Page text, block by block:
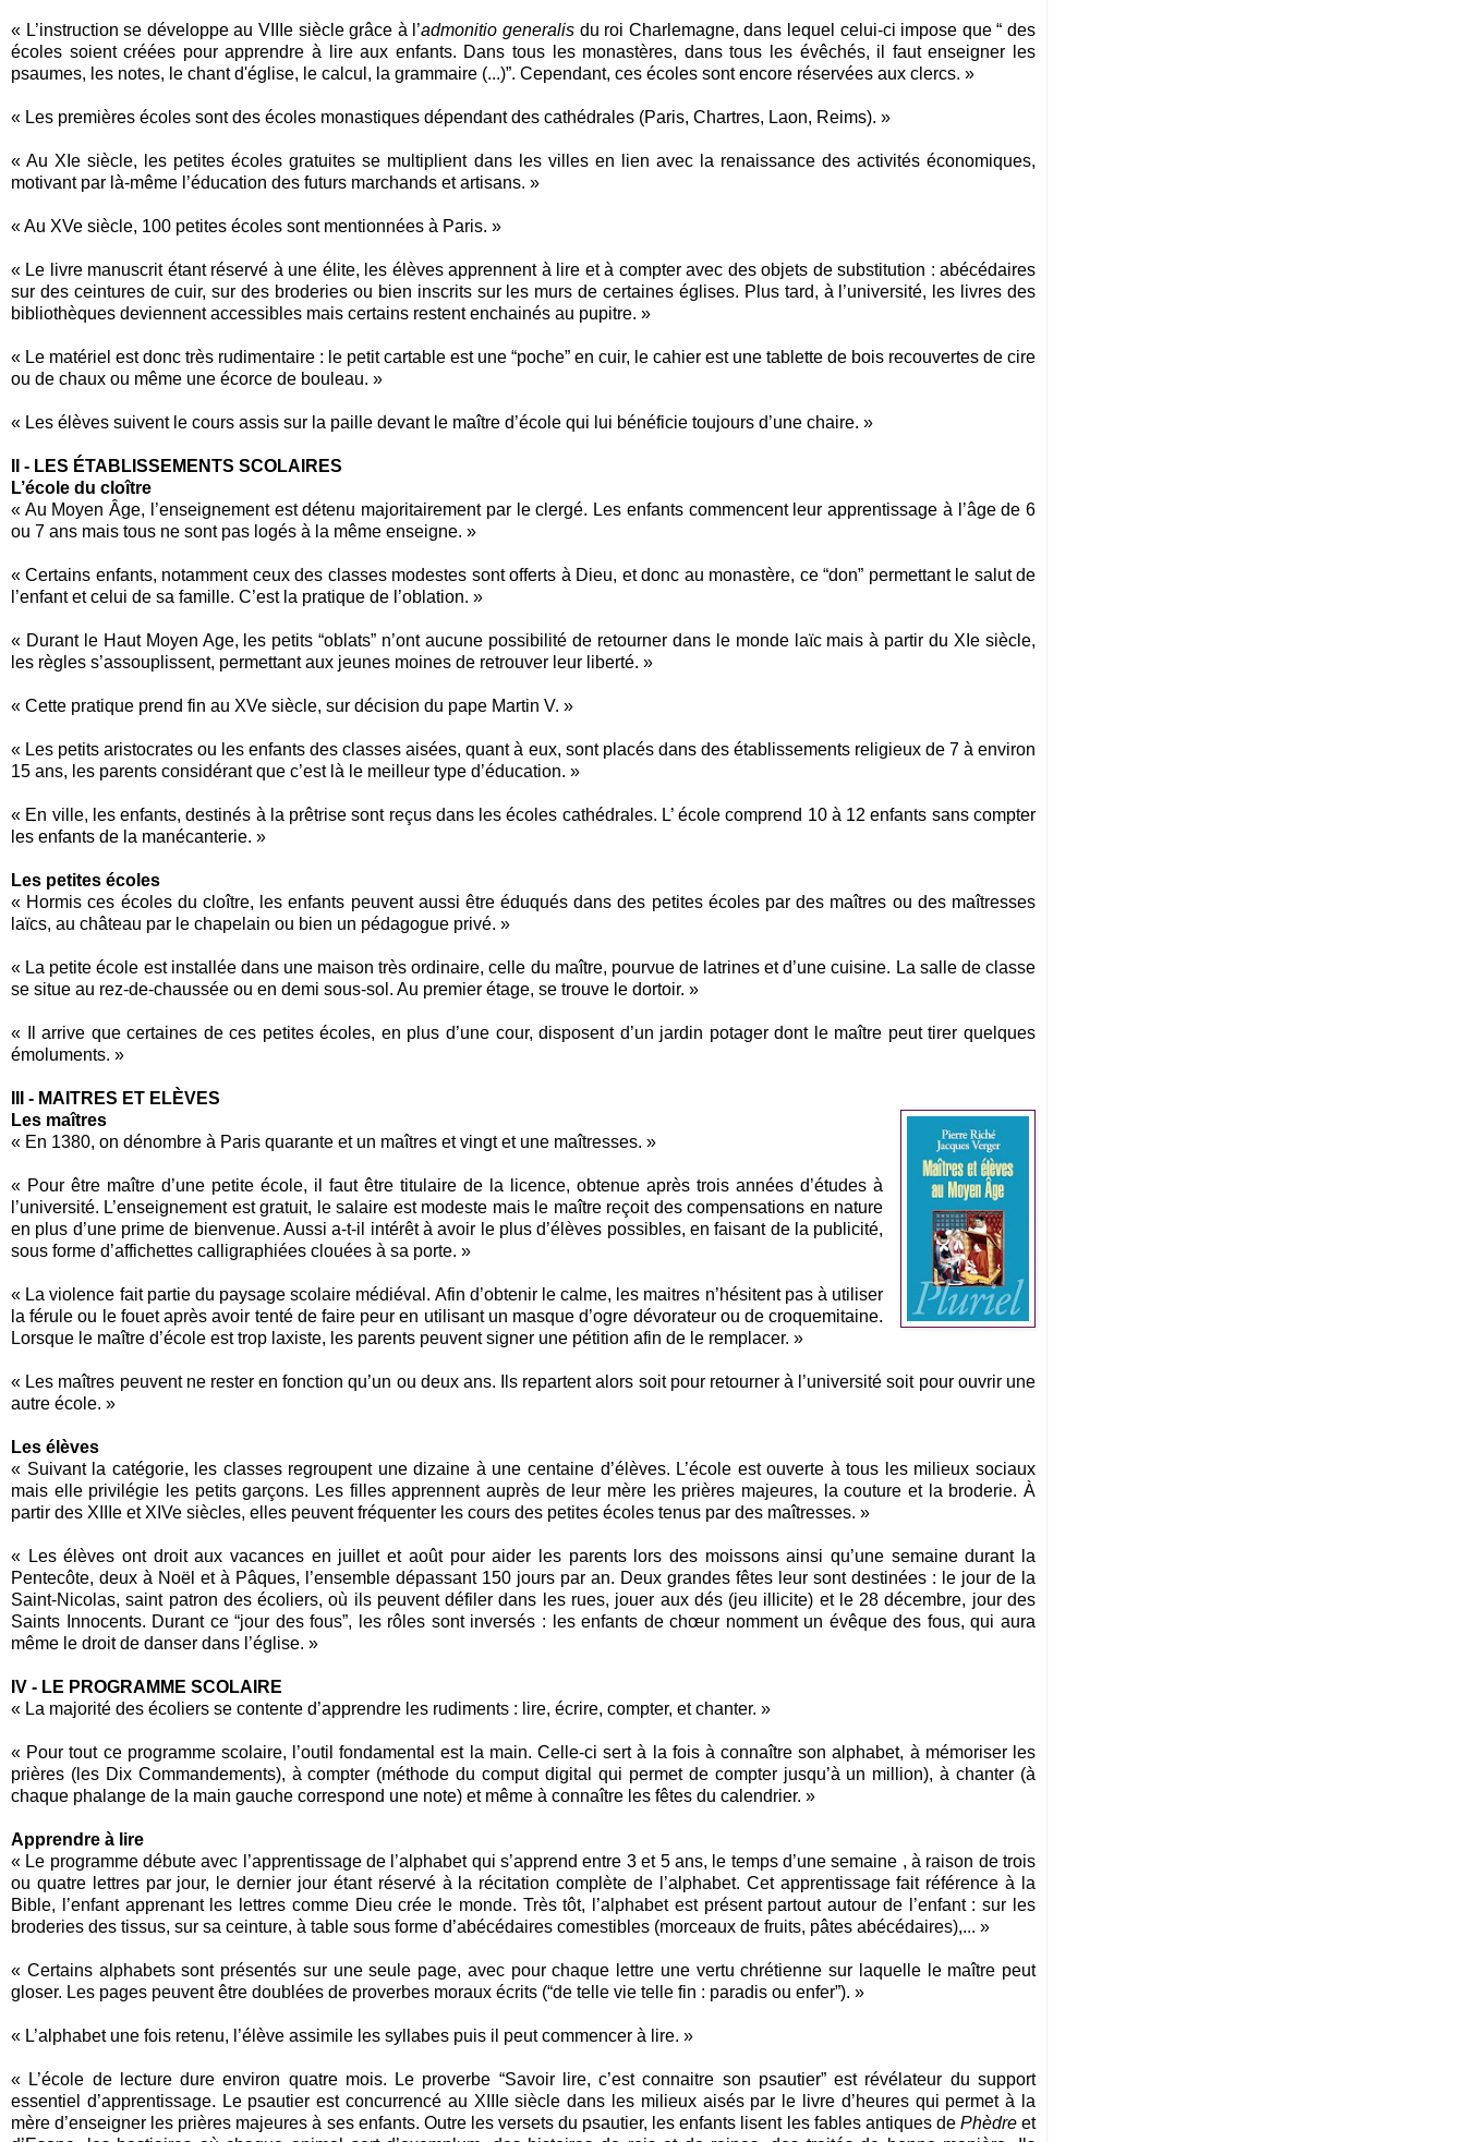
« L’instruction se développe au VIIIe siècle grâce à l’admonitio generalis du roi Charlemagne, dans lequel celui-ci impose que “ des
écoles soient créées pour apprendre à lire aux enfants. Dans tous les monastères, dans tous les évêchés, il faut enseigner les
psaumes, les notes, le chant d'église, le calcul, la grammaire (...)”. Cependant, ces écoles sont encore réservées aux clercs. »
« Les premières écoles sont des écoles monastiques dépendant des cathédrales (Paris, Chartres, Laon, Reims). »
« Au XIe siècle, les petites écoles gratuites se multiplient dans les villes en lien avec la renaissance des activités économiques,
motivant par là-même l’éducation des futurs marchands et artisans. »
« Au XVe siècle, 100 petites écoles sont mentionnées à Paris. »
« Le livre manuscrit étant réservé à une élite, les élèves apprennent à lire et à compter avec des objets de substitution : abécédaires
sur des ceintures de cuir, sur des broderies ou bien inscrits sur les murs de certaines églises. Plus tard, à l’université, les livres des
bibliothèques deviennent accessibles mais certains restent enchainés au pupitre. »
« Le matériel est donc très rudimentaire : le petit cartable est une “poche” en cuir, le cahier est une tablette de bois recouvertes de cire
ou de chaux ou même une écorce de bouleau. »
« Les élèves suivent le cours assis sur la paille devant le maître d’école qui lui bénéficie toujours d’une chaire. »
II - LES ÉTABLISSEMENTS SCOLAIRES
L’école du cloître
« Au Moyen Âge, l’enseignement est détenu majoritairement par le clergé. Les enfants commencent leur apprentissage à l’âge de 6
ou 7 ans mais tous ne sont pas logés à la même enseigne. »
« Certains enfants, notamment ceux des classes modestes sont offerts à Dieu, et donc au monastère, ce “don” permettant le salut de
l’enfant et celui de sa famille. C’est la pratique de l’oblation. »
« Durant le Haut Moyen Age, les petits “oblats” n’ont aucune possibilité de retourner dans le monde laïc mais à partir du XIe siècle,
les règles s’assouplissent, permettant aux jeunes moines de retrouver leur liberté. »
« Cette pratique prend fin au XVe siècle, sur décision du pape Martin V. »
« Les petits aristocrates ou les enfants des classes aisées, quant à eux, sont placés dans des établissements religieux de 7 à environ
15 ans, les parents considérant que c’est là le meilleur type d’éducation. »
« En ville, les enfants, destinés à la prêtrise sont reçus dans les écoles cathédrales. L’ école comprend 10 à 12 enfants sans compter
les enfants de la manécanterie. »
Les petites écoles
« Hormis ces écoles du cloître, les enfants peuvent aussi être éduqués dans des petites écoles par des maîtres ou des maîtresses
laïcs, au château par le chapelain ou bien un pédagogue privé. »
« La petite école est installée dans une maison très ordinaire, celle du maître, pourvue de latrines et d’une cuisine. La salle de classe
se situe au rez-de-chaussée ou en demi sous-sol. Au premier étage, se trouve le dortoir. »
« Il arrive que certaines de ces petites écoles, en plus d’une cour, disposent d’un jardin potager dont le maître peut tirer quelques
émoluments. »
III - MAITRES ET ELÈVES
Les maîtres
« En 1380, on dénombre à Paris quarante et un maîtres et vingt et une maîtresses. »
« Pour être maître d’une petite école, il faut être titulaire de la licence, obtenue après trois années d’études à
l’université. L’enseignement est gratuit, le salaire est modeste mais le maître reçoit des compensations en nature
en plus d’une prime de bienvenue. Aussi a-t-il intérêt à avoir le plus d’élèves possibles, en faisant de la publicité,
sous forme d’affichettes calligraphiées clouées à sa porte. »
« La violence fait partie du paysage scolaire médiéval. Afin d’obtenir le calme, les maitres n’hésitent pas à utiliser
la férule ou le fouet après avoir tenté de faire peur en utilisant un masque d’ogre dévorateur ou de croquemitaine.
Lorsque le maître d’école est trop laxiste, les parents peuvent signer une pétition afin de le remplacer. »
« Les maîtres peuvent ne rester en fonction qu’un ou deux ans. Ils repartent alors soit pour retourner à l’université soit pour ouvrir une
autre école. »
Les élèves
« Suivant la catégorie, les classes regroupent une dizaine à une centaine d’élèves. L’école est ouverte à tous les milieux sociaux
mais elle privilégie les petits garçons. Les filles apprennent auprès de leur mère les prières majeures, la couture et la broderie. À
partir des XIIIe et XIVe siècles, elles peuvent fréquenter les cours des petites écoles tenus par des maîtresses. »
« Les élèves ont droit aux vacances en juillet et août pour aider les parents lors des moissons ainsi qu’une semaine durant la
Pentecôte, deux à Noël et à Pâques, l’ensemble dépassant 150 jours par an. Deux grandes fêtes leur sont destinées : le jour de la
Saint-Nicolas, saint patron des écoliers, où ils peuvent défiler dans les rues, jouer aux dés (jeu illicite) et le 28 décembre, jour des
Saints Innocents. Durant ce “jour des fous”, les rôles sont inversés : les enfants de chœur nomment un évêque des fous, qui aura
même le droit de danser dans l’église. »
IV - LE PROGRAMME SCOLAIRE
« La majorité des écoliers se contente d’apprendre les rudiments : lire, écrire, compter, et chanter. »
« Pour tout ce programme scolaire, l’outil fondamental est la main. Celle-ci sert à la fois à connaître son alphabet, à mémoriser les
prières (les Dix Commandements), à compter (méthode du comput digital qui permet de compter jusqu’à un million), à chanter (à
chaque phalange de la main gauche correspond une note) et même à connaître les fêtes du calendrier. »
Apprendre à lire
« Le programme débute avec l’apprentissage de l’alphabet qui s’apprend entre 3 et 5 ans, le temps d’une semaine , à raison de trois
ou quatre lettres par jour, le dernier jour étant réservé à la récitation complète de l’alphabet. Cet apprentissage fait référence à la
Bible, l’enfant apprenant les lettres comme Dieu crée le monde. Très tôt, l’alphabet est présent partout autour de l’enfant : sur les
broderies des tissus, sur sa ceinture, à table sous forme d’abécédaires comestibles (morceaux de fruits, pâtes abécédaires),... »
« Certains alphabets sont présentés sur une seule page, avec pour chaque lettre une vertu chrétienne sur laquelle le maître peut
gloser. Les pages peuvent être doublées de proverbes moraux écrits (“de telle vie telle fin : paradis ou enfer”). »
« L’alphabet une fois retenu, l’élève assimile les syllabes puis il peut commencer à lire. »
« L’école de lecture dure environ quatre mois. Le proverbe “Savoir lire, c’est connaitre son psautier” est révélateur du support
essentiel d’apprentissage. Le psautier est concurrencé au XIIIe siècle dans les milieux aisés par le livre d’heures qui permet à la
mère d’enseigner les prières majeures à ses enfants. Outre les versets du psautier, les enfants lisent les fables antiques de Phèdreet